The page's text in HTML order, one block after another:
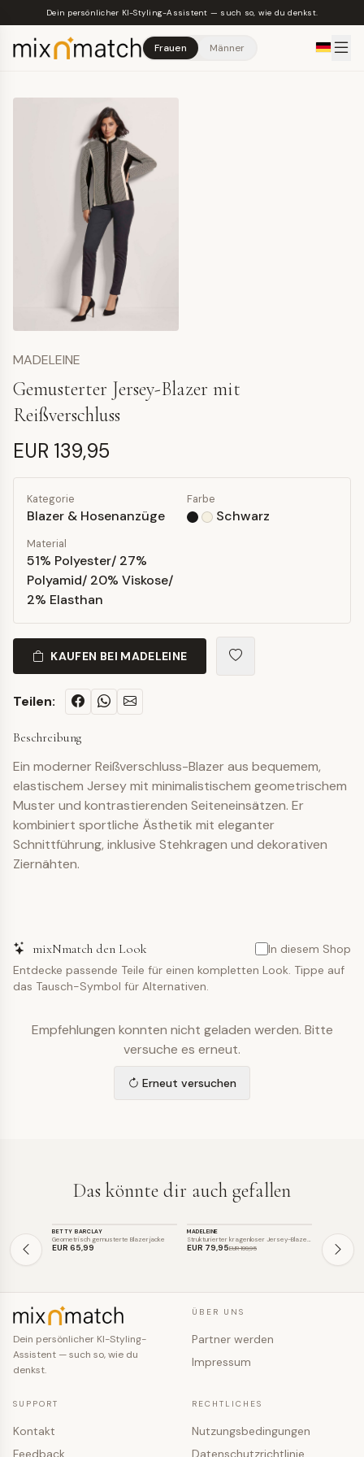
Skip to main content
Dein persönlicher KI-Styling-Assistent — such so, wie du denkst.
Frauen Männer
MADELEINE
Gemusterter Jersey-Blazer mit
Reißverschluss
EUR 139,95
Kategorie
Blazer & Hosenanzüge
Farbe
Schwarz
Material
51% Polyester/ 27%
Polyamid/ 20% Viskose/
2% Elasthan
KAUFEN BEI MADELEINE
Teilen:
Beschreibung
Ein moderner Reißverschluss-Blazer aus bequemem,
elastischem Jersey mit minimalistischem geometrischem
Muster und kontrastierenden Seiteneinsätzen. Er
kombiniert sportliche Ästhetik mit eleganter
Schnittführung, inklusive Stehkragen und dekorativen
Ziernähten.
mixNmatch den Look
In diesem Shop
Entdecke passende Teile für einen kompletten Look. Tippe auf
das Tausch-Symbol für Alternativen.
Empfehlungen konnten nicht geladen werden. Bitte
versuche es erneut.
Erneut versuchen
Das könnte dir auch gefallen
BETTY BARCLAY
Geometrisch gemusterte Blazerjacke
EUR 65,99
SALE
MADELEINE
Strukturierter kragenloser Jersey-Blaze…
EUR 79,95EUR 199,95
SALE
EUR 139
Dein persönlicher KI-Styling-
Assistent — such so, wie du
denkst.
ÜBER UNS
Partner werden
Impressum
SUPPORT
Kontakt
Feedback
RECHTLICHES
Nutzungsbedingungen
Datenschutzrichtlinie